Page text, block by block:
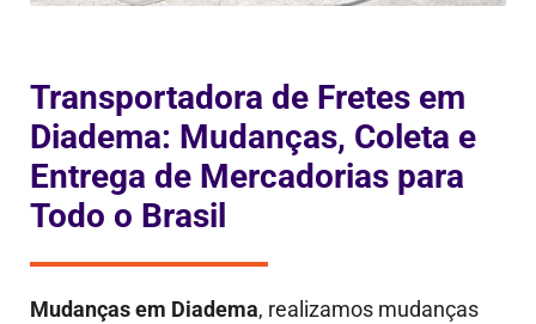
Transportadora de Fretes em
Diadema: Mudanças, Coleta e
Entrega de Mercadorias para
Todo o Brasil
Mudanças em Diadema, realizamos mudanças